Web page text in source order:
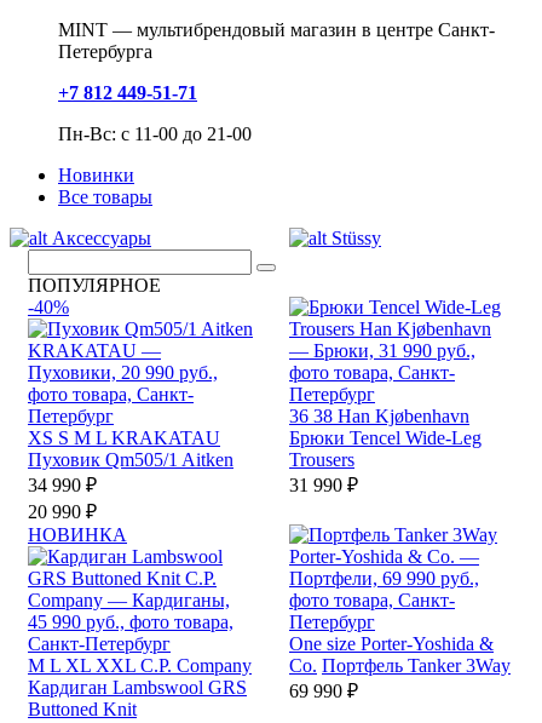
MINT — мультибрендовый магазин в центре Санкт-
Петербурга
+7 812 449-51-71
Пн-Вс: с 11-00 до 21-00
Новинки
Все товары
Аксессуары
Stüssy
ПОПУЛЯРНОЕ
-40%
XS S M L KRAKATAU
Пуховик Qm505/1 Aitken
34 990 ₽
20 990 ₽
36 38 Han Kjøbenhavn
Брюки Tencel Wide-Leg
Trousers
31 990 ₽
НОВИНКА
M L XL XXL C.P. Company
Кардиган Lambswool GRS
Buttoned Knit
One size Porter-Yoshida &
Co. Портфель Tanker 3Way
69 990 ₽